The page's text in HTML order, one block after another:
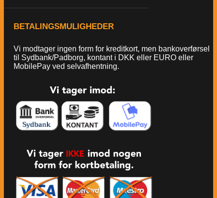
BETALINGSMULIGHEDER
Vi modtager ingen form for kreditkort, men bankoverførsel
til Sydbank/Padborg, kontant i DKK eller EURO eller
MobilePay ved selvafhentning.